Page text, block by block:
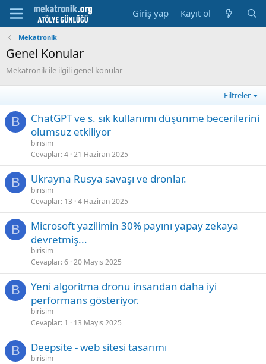
Giriş yap Kayıt ol
Mekatronik
Genel Konular
Mekatronik ile ilgili genel konular
Filtreler
B
ChatGPT ve s. sık kullanımı düşünme becerilerini
olumsuz etkiliyor
birisim
Cevaplar 4 21 Haziran 2025
B Ukrayna Rusya savaşı ve dronlar.
birisim
Cevaplar 13 4 Haziran 2025
B
Microsoft yazilimin 30% payını yapay zekaya
devretmiş...
birisim
Cevaplar 6 20 Mayıs 2025
B
Yeni algoritma dronu insandan daha iyi
performans gösteriyor.
birisim
Cevaplar 1 13 Mayıs 2025
B Deepsite - web sitesi tasarımı
birisim